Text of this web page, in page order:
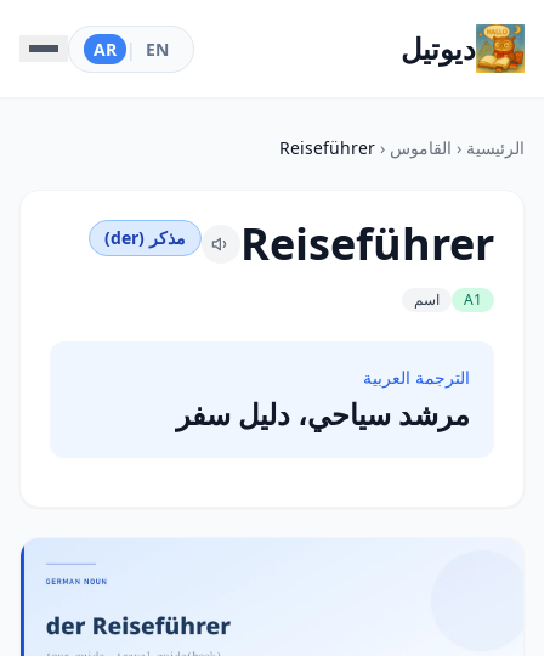
ديوتيل EN
|
AR
الرئيسية ‹ القاموس ‹
Reiseführer
Reiseführer مذكر (der)
A1 اسم
الترجمة العربية
مرشد سياحي، دليل سفر